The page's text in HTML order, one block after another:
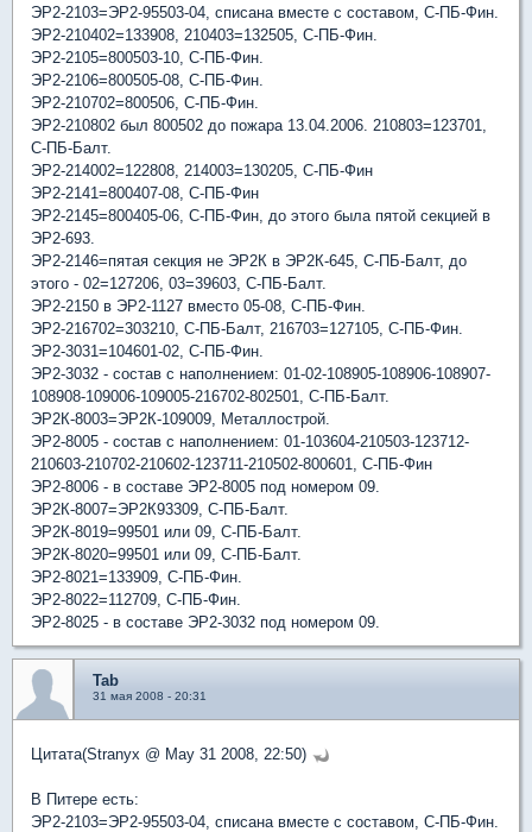
ЭР2-2103=ЭР2-95503-04, списана вместе с составом, С-ПБ-Фин.
ЭР2-210402=133908, 210403=132505, С-ПБ-Фин.
ЭР2-2105=800503-10, С-ПБ-Фин.
ЭР2-2106=800505-08, С-ПБ-Фин.
ЭР2-210702=800506, С-ПБ-Фин.
ЭР2-210802 был 800502 до пожара 13.04.2006. 210803=123701,
С-ПБ-Балт.
ЭР2-214002=122808, 214003=130205, С-ПБ-Фин
ЭР2-2141=800407-08, С-ПБ-Фин
ЭР2-2145=800405-06, С-ПБ-Фин, до этого была пятой секцией в
ЭР2-693.
ЭР2-2146=пятая секция не ЭР2К в ЭР2К-645, С-ПБ-Балт, до
этого - 02=127206, 03=39603, С-ПБ-Балт.
ЭР2-2150 в ЭР2-1127 вместо 05-08, С-ПБ-Фин.
ЭР2-216702=303210, С-ПБ-Балт, 216703=127105, С-ПБ-Фин.
ЭР2-3031=104601-02, С-ПБ-Фин.
ЭР2-3032 - состав с наполнением: 01-02-108905-108906-108907-
108908-109006-109005-216702-802501, С-ПБ-Балт.
ЭР2К-8003=ЭР2К-109009, Металлострой.
ЭР2-8005 - состав с наполнением: 01-103604-210503-123712-
210603-210702-210602-123711-210502-800601, С-ПБ-Фин
ЭР2-8006 - в составе ЭР2-8005 под номером 09.
ЭР2К-8007=ЭР2К93309, С-ПБ-Балт.
ЭР2К-8019=99501 или 09, С-ПБ-Балт.
ЭР2К-8020=99501 или 09, С-ПБ-Балт.
ЭР2-8021=133909, С-ПБ-Фин.
ЭР2-8022=112709, С-ПБ-Фин.
ЭР2-8025 - в составе ЭР2-3032 под номером 09.
Tab
31 мая 2008 - 20:31
Цитата(Stranyx @ May 31 2008, 22:50)
В Питере есть:
ЭР2-2103=ЭР2-95503-04, списана вместе с составом, С-ПБ-Фин.